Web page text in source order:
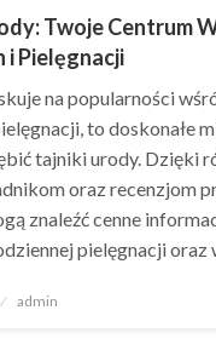
Twoje Centrum
i Pielęgnacji
na popularności
to doskonałe
tajniki urody. Dzięki
oraz recenzjom
znaleźć cenne
pielęgnacji oraz
admin